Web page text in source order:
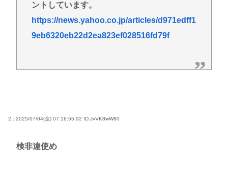
ントしています。
https://news.yahoo.co.jp/articles/d971edff1
9eb6320eb22d2ea823ef028516fd79f
2 : 2025/07/04(金) 07:16:55.92 ID:JvVK8wW80
検非違使め